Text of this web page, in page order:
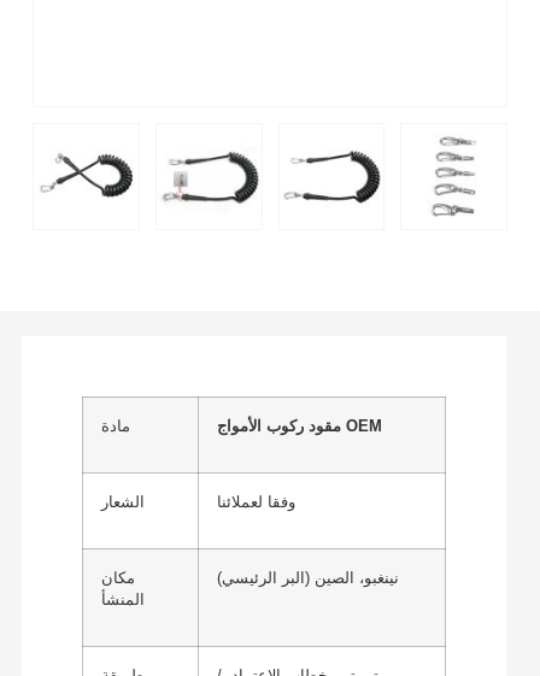
مادة مقود ركوب الأمواج OEM
الشعار وفقا لعملائنا
مكان
المنشأ
نينغبو، الصين (البر الرئيسي)